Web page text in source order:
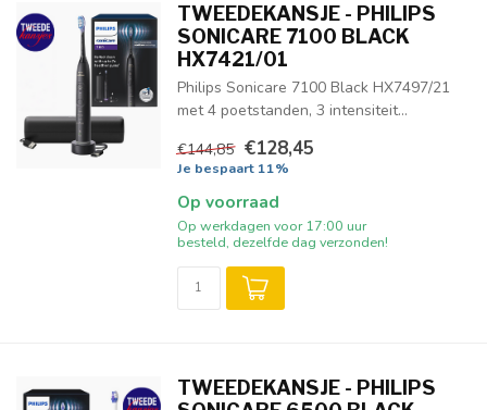
TWEEDEKANSJE - PHILIPS
SONICARE 7100 BLACK
HX7421/01
Philips Sonicare 7100 Black HX7497/21
met 4 poetstanden, 3 intensiteit...
€144,85 €128,45
Je bespaart 11%
Op voorraad
Op werkdagen voor 17:00 uur
besteld, dezelfde dag verzonden!
TWEEDEKANSJE - PHILIPS